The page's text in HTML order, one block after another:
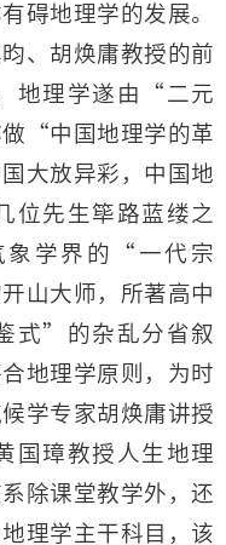
碍地理学的发展。
、胡焕庸教授的前
地理学遂由“二元
“中国地理学的革
大放异彩，中国地
位先生筚路蓝缕之
象学界的“一代宗
山大师，所著高中
式”的杂乱分省叙
地理学原则，为时
学专家胡焕庸讲授
国璋教授人生地理
除课堂教学外，还
理学主干科目，该